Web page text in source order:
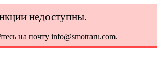
недоступны.
на почту info@smotraru.com.